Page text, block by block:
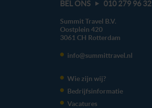
BEL ONS 010 279 96 32
Summit Travel B.V.
Oostplein 420
3061 CH Rotterdam
info@summittravel.nl
Wie zijn wij?
Bedrijfsinformatie
Vacatures